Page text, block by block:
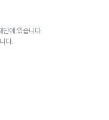
주어진다. W[i][j]는
단에 있습니다.
다.